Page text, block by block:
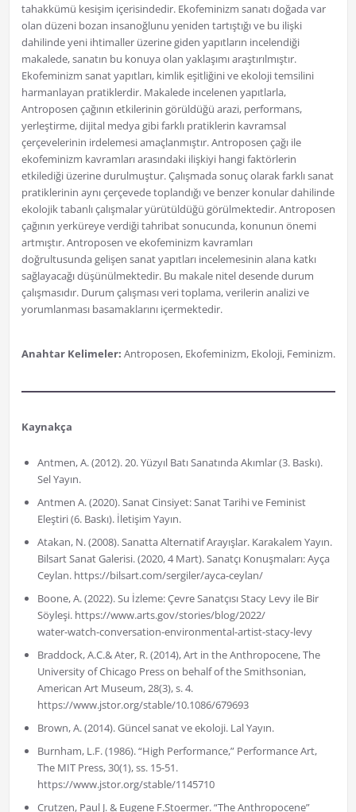
tahakkümü kesişim içerisindedir. Ekofeminizm sanatı doğada var
olan düzeni bozan insanoğlunu yeniden tartıştığı ve bu ilişki
dahilinde yeni ihtimaller üzerine giden yapıtların incelendiği
makalede, sanatın bu konuya olan yaklaşımı araştırılmıştır.
Ekofeminizm sanat yapıtları, kimlik eşitliğini ve ekoloji temsilini
harmanlayan pratiklerdir. Makalede incelenen yapıtlarla,
Antroposen çağının etkilerinin görüldüğü arazi, performans,
yerleştirme, dijital medya gibi farklı pratiklerin kavramsal
çerçevelerinin irdelemesi amaçlanmıştır. Antroposen çağı ile
ekofeminizm kavramları arasındaki ilişkiyi hangi faktörlerin
etkilediği üzerine durulmuştur. Çalışmada sonuç olarak farklı sanat
pratiklerinin aynı çerçevede toplandığı ve benzer konular dahilinde
ekolojik tabanlı çalışmalar yürütüldüğü görülmektedir. Antroposen
çağının yerküreye verdiği tahribat sonucunda, konunun önemi
artmıştır. Antroposen ve ekofeminizm kavramları
doğrultusunda gelişen sanat yapıtları incelemesinin alana katkı
sağlayacağı düşünülmektedir. Bu makale nitel desende durum
çalışmasıdır. Durum çalışması veri toplama, verilerin analizi ve
yorumlanması basamaklarını içermektedir.
Anahtar Kelimeler: Antroposen, Ekofeminizm, Ekoloji, Feminizm.
Kaynakça
Antmen, A. (2012). 20. Yüzyıl Batı Sanatında Akımlar (3. Baskı).
Sel Yayın.
Antmen A. (2020). Sanat Cinsiyet: Sanat Tarihi ve Feminist
Eleştiri (6. Baskı). İletişim Yayın.
Atakan, N. (2008). Sanatta Alternatif Arayışlar. Karakalem Yayın.
Bilsart Sanat Galerisi. (2020, 4 Mart). Sanatçı Konuşmaları: Ayça
Ceylan. https://bilsart.com/sergiler/ayca-ceylan/
Boone, A. (2022). Su İzleme: Çevre Sanatçısı Stacy Levy ile Bir
Söyleşi. https://www.arts.gov/stories/blog/2022/
water-watch-conversation-environmental-artist-stacy-levy
Braddock, A.C.& Ater, R. (2014), Art in the Anthropocene, The
University of Chicago Press on behalf of the Smithsonian,
American Art Museum, 28(3), s. 4.
https://www.jstor.org/stable/10.1086/679693
Brown, A. (2014). Güncel sanat ve ekoloji. Lal Yayın.
Burnham, L.F. (1986). “High Performance,” Performance Art,
The MIT Press, 30(1), ss. 15-51.
https://www.jstor.org/stable/1145710
Crutzen, Paul J. & Eugene F.Stoermer. “The Anthropocene”